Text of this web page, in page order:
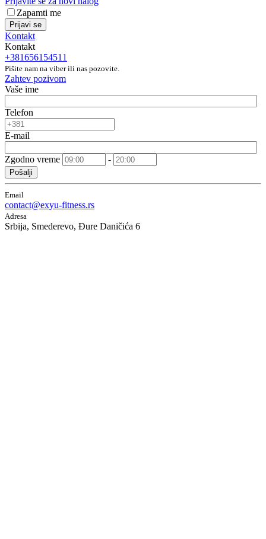
Zapamti me
Prijavi se
Kontakt
Kontakt
+381656154511
Pišite nam na viber ili nas pozovite.
Zahtev pozivom
Vaše ime
Telefon
E-mail
Zgodno vreme -
Pošalji
Email
contact@exyu-fitness.rs
Adresa
Srbija, Smederevo, Đure Daničića 6